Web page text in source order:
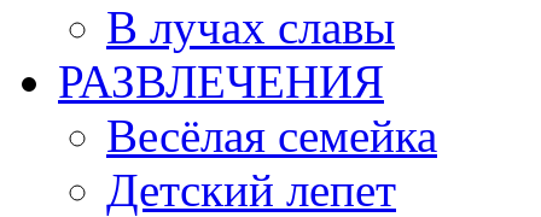
В лучах славы
РАЗВЛЕЧЕНИЯ
Весёлая семейка
Детский лепет